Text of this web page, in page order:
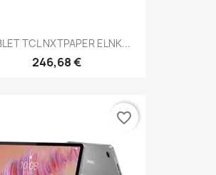
TCL NXTPAPER ELNK...
246,68 €
favorite_border